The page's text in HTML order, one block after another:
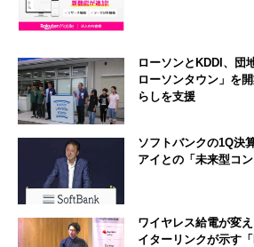
ローソンとKDDI、団
ローソンタウン」を
らしを支援
ソフトバンクの1Q決
アイとの「未来型コ
ワイヤレス給電が変
イターリンクが示す